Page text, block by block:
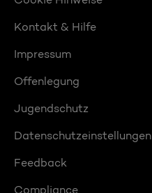
Kontakt & Hilfe
Impressum
Offenlegung
Jugendschutz
Datenschutzeinstellungen
Feedback
Compliance